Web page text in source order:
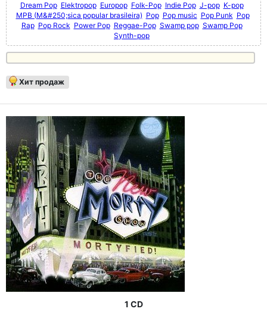
Dream Pop Elektropop Europop Folk-Pop Indie Pop J-pop K-pop
MPB (M&#250;sica popular brasileira) Pop Pop music Pop Punk Pop
Rap Pop Rock Power Pop Reggae-Pop Swamp pop Swamp Pop
Synth-pop
Хит продаж
1 CD